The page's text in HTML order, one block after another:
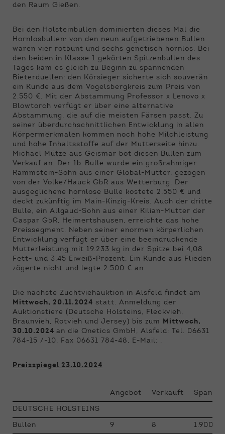
den Raum Gießen.
Bei den Holsteinbullen dominierten dieses Mal die
Hornlosbullen: von den neun aufgetriebenen Bullen
waren vier rotbunt und sechs genetisch hornlos. Bei
den beiden in Klasse 1 gekörten Spitzenbullen des
Tages kam es gleich zu Beginn zu spannenden
Bieterduellen: den Körsieger sicherte sich souverän
ein Kunde aus dem Vogelsbergkreis zum Preis von
2.550 €. Mit der Abstammung Professor x Lenovo x
Blowtorch verfügt er über eine alternative
Abstammung, die auf die meisten Färsen passt. Zu
seiner überdurchschnittlichen Entwicklung in allen
Körpermerkmalen kommen noch hohe Milchleistung
und hohe Inhaltsstoffe auf der Mutterseite hinzu.
Michael Mütze aus Geismar bot diesen Bullen zum
Verkauf an. Der 1b-Bulle wurde ein großrahmiger
Rammstein-Sohn aus einer Global-Mutter, gezogen
von der Volke/Hauck GbR aus Wetterburg. Der
ausgeglichene hornlose Bulle kostete 2.550 € und
deckt zukünftig im Main-Kinzig-Kreis. Auch der dritte
Bulle, ein Allgaud-Sohn aus einer Kilian-Mutter der
Caspar GbR, Heimertshausen, erreichte das hohe
Preissegment. Neben seiner enormen körperlichen
Entwicklung verfügt er über eine beeindruckende
Mutterleistung mit 19.233 kg in der Spitze bei 4,08
Fett- und 3,45 Eiweiß-Prozent. Ein Kunde aus Flieden
zögerte nicht und legte 2.500 € an.
Die nächste Zuchtviehauktion in Alsfeld findet am
Mittwoch, 20.11.2024 statt. Anmeldung der
Auktionstiere (Deutsche Holsteins, Fleckvieh,
Braunvieh, Rotvieh und Jersey) bis zum Mittwoch,
30.10.2024 an die Qnetics GmbH, Alsfeld: Tel. 06631
784-15 /-10, Fax 06631 784-48, E-Mail: .
Preisspiegel 23.10.2024
Angebot Verkauft Spanne
DEUTSCHE HOLSTEINS
Bullen 9 8 1.900 -